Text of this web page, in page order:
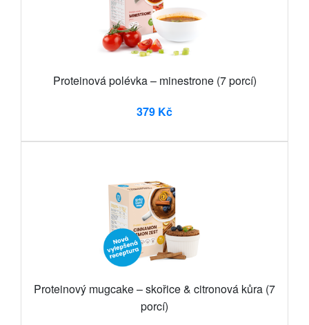
Proteinová polévka – minestrone (7 porcí)
379 Kč
Proteinový mugcake – skořice & citronová kůra (7
porcí)